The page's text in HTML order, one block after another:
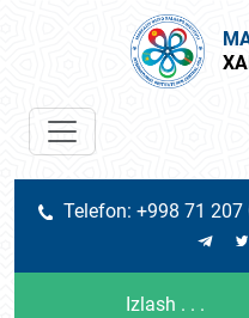
Telefon: +998 71 207